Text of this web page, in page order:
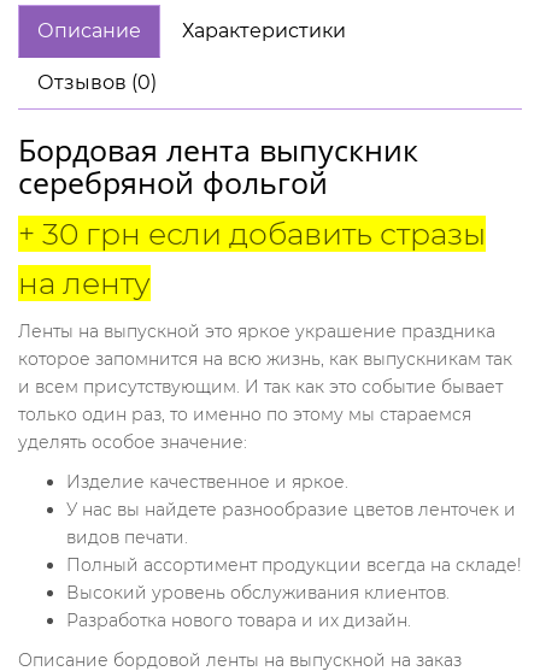
Описание Характеристики
Отзывов (0)
Бордовая лента выпускник
серебряной фольгой
+ 30 грн если добавить стразы
на ленту
Ленты на выпускной это яркое украшение праздника
которое запомнится на всю жизнь, как выпускникам так
и всем присутствующим. И так как это событие бывает
только один раз, то именно по этому мы стараемся
уделять особое значение:
Изделие качественное и яркое.
У нас вы найдете разнообразие цветов ленточек и
видов печати.
Полный ассортимент продукции всегда на складе!
Высокий уровень обслуживания клиентов.
Разработка нового товара и их дизайн.
Описание бордовой ленты на выпускной на заказ